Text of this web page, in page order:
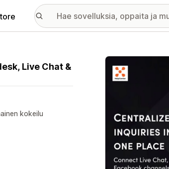
Live Chat &
kokeilu
Esittelykuvagalleria